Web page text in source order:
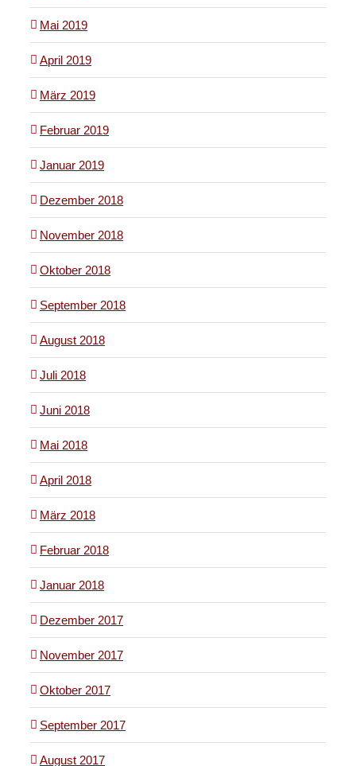
Mai 2019
April 2019
März 2019
Februar 2019
Januar 2019
Dezember 2018
November 2018
Oktober 2018
September 2018
August 2018
Juli 2018
Juni 2018
Mai 2018
April 2018
März 2018
Februar 2018
Januar 2018
Dezember 2017
November 2017
Oktober 2017
September 2017
August 2017